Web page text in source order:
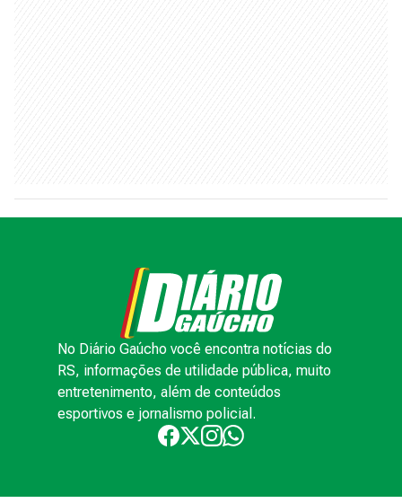
No Diário Gaúcho você encontra notícias do
RS, informações de utilidade pública, muito
entretenimento, além de conteúdos
esportivos e jornalismo policial.